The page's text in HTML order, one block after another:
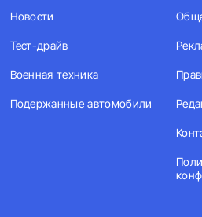
Новости
Тест-драйв
Военная техника
Подержанные автомобили